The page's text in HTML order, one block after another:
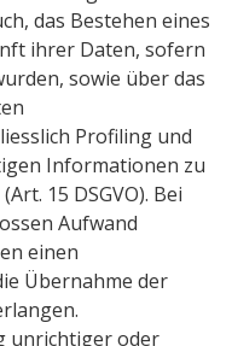
das Bestehen eines
ihrer Daten, sofern
sowie über das
Profiling und
Informationen zu
15 DSGVO). Bei
Aufwand
einen
Übernahme der
unrichtiger oder